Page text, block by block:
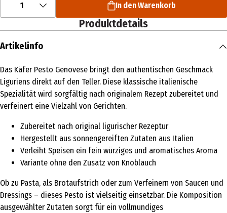
1 In den Warenkorb
Produktdetails
Artikelinfo
Das Käfer Pesto Genovese bringt den authentischen Geschmack
Liguriens direkt auf den Teller. Diese klassische italienische
Spezialität wird sorgfältig nach originalem Rezept zubereitet und
verfeinert eine Vielzahl von Gerichten.
Zubereitet nach original ligurischer Rezeptur
Hergestellt aus sonnengereiften Zutaten aus Italien
Verleiht Speisen ein fein würziges und aromatisches Aroma
Variante ohne den Zusatz von Knoblauch
Ob zu Pasta, als Brotaufstrich oder zum Verfeinern von Saucen und
Dressings – dieses Pesto ist vielseitig einsetzbar. Die Komposition
ausgewählter Zutaten sorgt für ein vollmundiges